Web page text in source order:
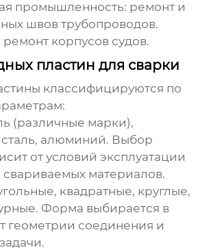
промышленность: ремонт и
швов трубопроводов.
корпусов судов.
пластин для сварки
классифицируются по
(различные марки),
алюминий. Выбор
от условий эксплуатации
свариваемых материалов.
квадратные, круглые,
Форма выбирается в
геометрии соединения и